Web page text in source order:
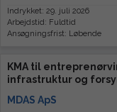
Indrykket: 29. juli 2026
Arbejdstid: Fuldtid
Ansøgningsfrist: Løbende
KMA til
infrastruktur og
MDAS ApS